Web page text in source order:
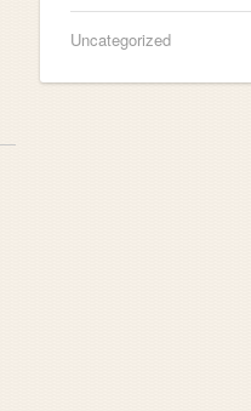
Uncategorized